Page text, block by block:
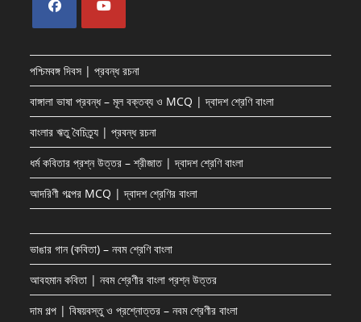
in
a
new
tab
in
a
new
tab
পশ্চিমবঙ্গ দিবস | প্রবন্ধ রচনা
বাঙ্গালা ভাষা প্রবন্ধ – মূল বক্তব্য ও MCQ | দ্বাদশ শ্রেণি বাংলা
বাংলার ঋতু বৈচিত্র্য | প্রবন্ধ রচনা
ধর্ম কবিতার প্রশ্ন উত্তর – শ্রীজাত | দ্বাদশ শ্রেণি বাংলা
আদরিণী গল্পের MCQ | দ্বাদশ শ্রেণির বাংলা
ভাঙার গান (কবিতা) – নবম শ্রেণি বাংলা
আবহমান কবিতা | নবম শ্রেণীর বাংলা প্রশ্ন উত্তর
দাম গল্প | বিষয়বস্তু ও প্রশ্নোত্তর – নবম শ্রেণীর বাংলা